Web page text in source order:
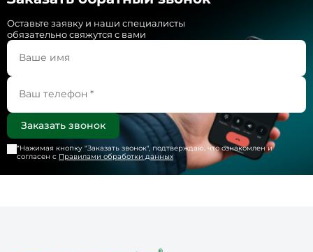
Оставьте заявку и наши специалисты
обязательно свяжутся с вами
*Нажимая кнопку "Заказать звонок", подтверждаю, что ознакомлен и
согласен с Правилами обработки данных